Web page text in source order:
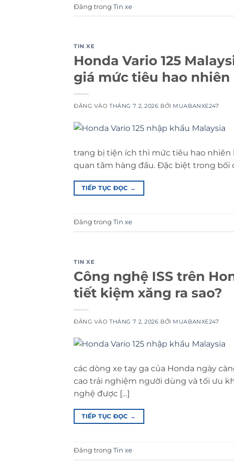
Đăng trong Tin xe
TIN XE
Honda Vario 125
giá mức tiêu hao
ĐĂNG VÀOTHÁNG 7 2, 2026 BỞI MUABANXE247
trang bị tiện ích thì mức tiêu hao
quan tâm hàng đầu. Đặc biệt trong bối
TIẾP TỤC ĐỌC →
Đăng trong Tin xe
TIN XE
Công nghệ ISS trên
tiết kiệm xăng ra sao?
ĐĂNG VÀOTHÁNG 7 2, 2026 BỞI MUABANXE247
các dòng xe tay ga của Honda ngày
cao trải nghiệm người dùng và tối ưu
nghệ được […]
TIẾP TỤC ĐỌC →
Đăng trong Tin xe